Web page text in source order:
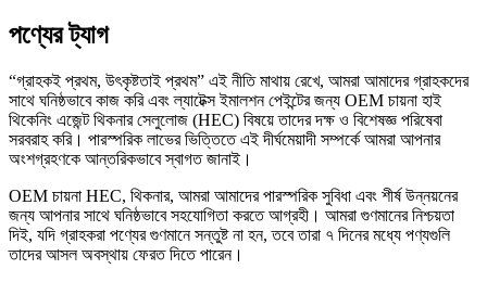
পণ্যের ট্যাগ
“গ্রাহকই প্রথম, উৎকৃষ্টতাই প্রথম” এই নীতি মাথায় রেখে, আমরা আমাদের গ্রাহকদের
সাথে ঘনিষ্ঠভাবে কাজ করি এবং ল্যাটেক্স ইমালশন পেইন্টের জন্য OEM চায়না হাই
থিকেনিং এজেন্ট থিকনার সেলুলোজ (HEC) বিষয়ে তাদের দক্ষ ও বিশেষজ্ঞ পরিষেবা
সরবরাহ করি। পারস্পরিক লাভের ভিত্তিতে এই দীর্ঘমেয়াদী সম্পর্কে আমরা আপনার
অংশগ্রহণকে আন্তরিকভাবে স্বাগত জানাই।
OEM চায়না HEC, থিকনার, আমরা আমাদের পারস্পরিক সুবিধা এবং শীর্ষ উন্নয়নের
জন্য আপনার সাথে ঘনিষ্ঠভাবে সহযোগিতা করতে আগ্রহী। আমরা গুণমানের নিশ্চয়তা
দিই, যদি গ্রাহকরা পণ্যের গুণমানে সন্তুষ্ট না হন, তবে তারা ৭ দিনের মধ্যে পণ্যগুলি
তাদের আসল অবস্থায় ফেরত দিতে পারেন।